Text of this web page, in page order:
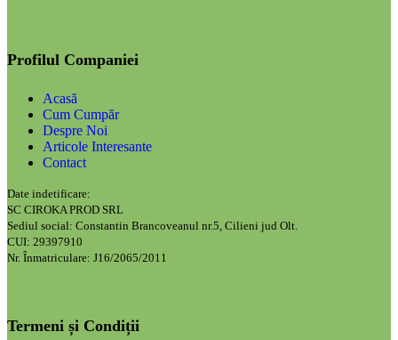
Profilul Companiei
Acasă
Cum Cumpăr
Despre Noi
Articole Interesante
Contact
Date indetificare:
SC CIROKA PROD SRL
Sediul social: Constantin Brancoveanul nr.5, Cilieni jud Olt.
CUI: 29397910
Nr. Înmatriculare: J16/2065/2011
Termeni și Condiții